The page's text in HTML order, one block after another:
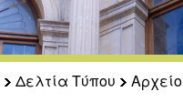
Δελτία Τύπου Αρχείο